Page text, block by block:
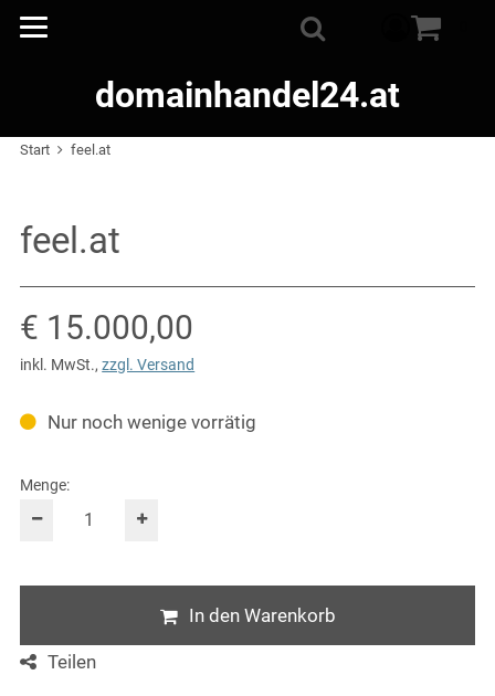
domainhandel24.at
Start feel.at
feel.at
Verkaufspreis: € 15.000,00
€ 15.000,00
inkl. MwSt.,zzgl. Versand
Nur noch wenige vorrätig
Menge:
In den Warenkorb
Teilen